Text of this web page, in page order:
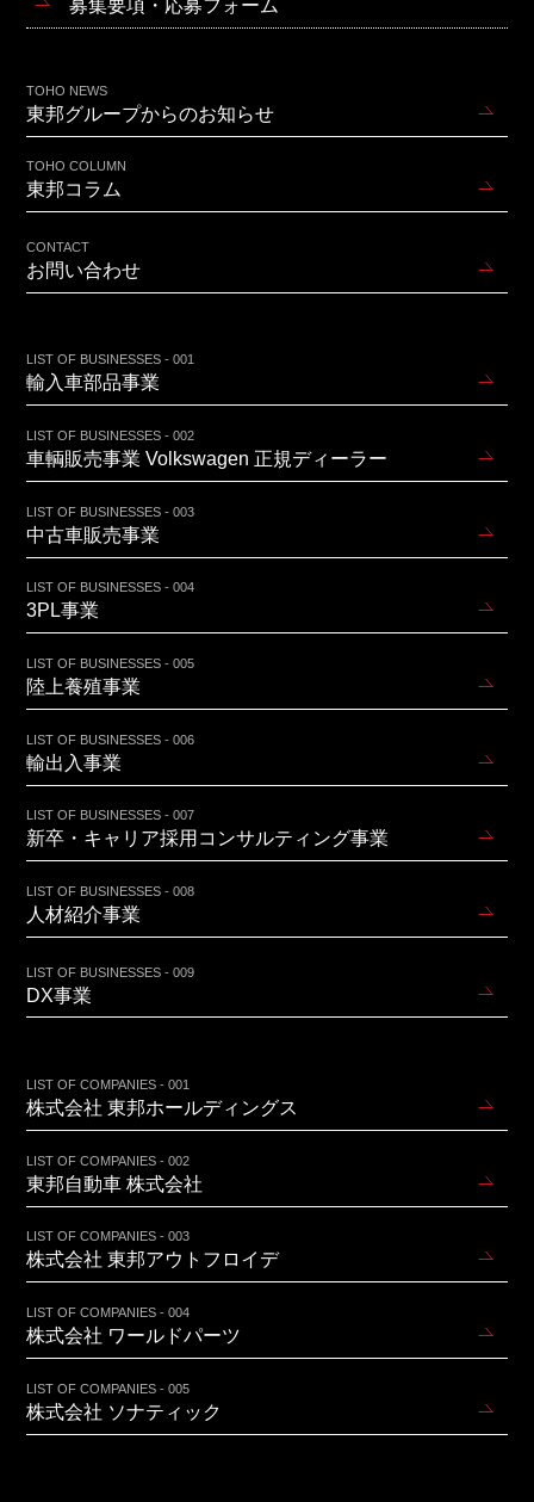
募集要項・応募フォーム
TOHO NEWS
東邦グループからのお知らせ
TOHO COLUMN
東邦コラム
CONTACT
お問い合わせ
LIST OF BUSINESSES - 001
輸入車部品事業
LIST OF BUSINESSES - 002
車輌販売事業 Volkswagen 正規ディーラー
LIST OF BUSINESSES - 003
中古車販売事業
LIST OF BUSINESSES - 004
3PL事業
LIST OF BUSINESSES - 005
陸上養殖事業
LIST OF BUSINESSES - 006
輸出入事業
LIST OF BUSINESSES - 007
新卒・キャリア採用コンサルティング事業
LIST OF BUSINESSES - 008
人材紹介事業
LIST OF BUSINESSES - 009
DX事業
LIST OF COMPANIES - 001
株式会社 東邦ホールディングス
LIST OF COMPANIES - 002
東邦自動車 株式会社
LIST OF COMPANIES - 003
株式会社 東邦アウトフロイデ
LIST OF COMPANIES - 004
株式会社 ワールドパーツ
LIST OF COMPANIES - 005
株式会社 ソナティック